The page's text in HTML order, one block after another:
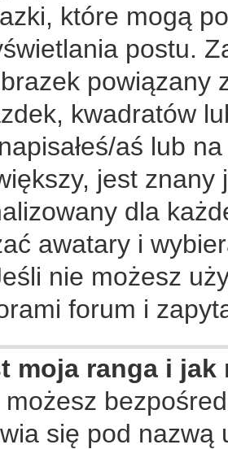
które mogą
postu.
powiązany
kwadratów
aś lub
jest
dla
awatary i
nie możesz
forum i
moja ranga i
możesz
się pod